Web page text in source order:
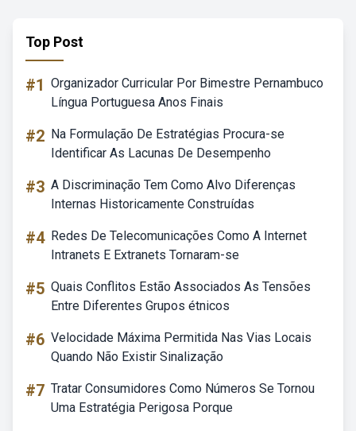
Top Post
#1 Organizador Curricular Por Bimestre Pernambuco
Língua Portuguesa Anos Finais
#2 Na Formulação De Estratégias Procura-se
Identificar As Lacunas De Desempenho
#3 A Discriminação Tem Como Alvo Diferenças
Internas Historicamente Construídas
#4 Redes De Telecomunicações Como A Internet
Intranets E Extranets Tornaram-se
#5 Quais Conflitos Estão Associados As Tensões
Entre Diferentes Grupos étnicos
#6 Velocidade Máxima Permitida Nas Vias Locais
Quando Não Existir Sinalização
#7 Tratar Consumidores Como Números Se Tornou
Uma Estratégia Perigosa Porque